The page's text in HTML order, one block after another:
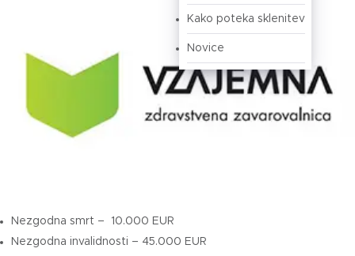
Kako poteka sklenitev
Novice
Nezgodna smrt – 10.000 EUR
Nezgodna invalidnosti – 45.000 EUR